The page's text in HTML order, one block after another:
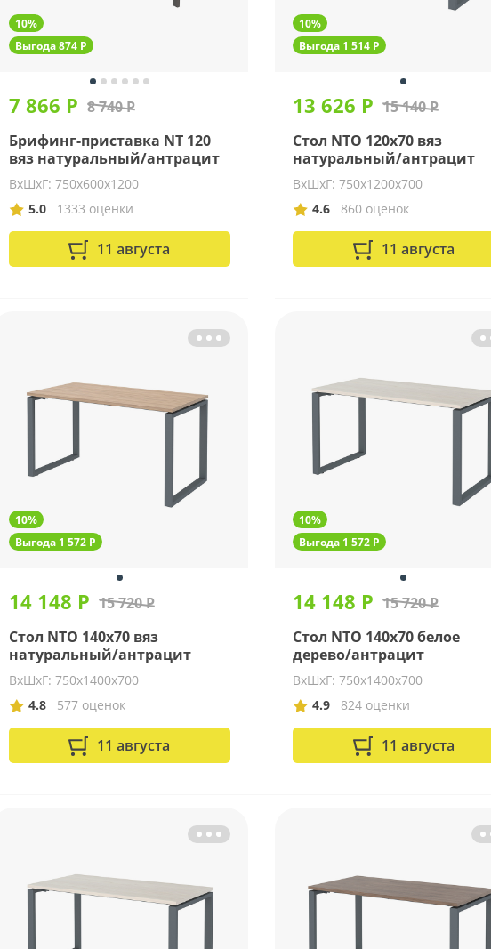
10%
Выгода 874 Р
7 866 Р 8 740 Р
Брифинг-приставка NT 120
вяз натуральный/антрацит
ВхШхГ: 750х600х1200
5.0
1333 оценки
11 августа
10%
Выгода 1 514 Р
13 626 Р 15 140 Р
Стол NTO 120x70 вяз
натуральный/антрацит
ВхШхГ: 750х1200х700
4.6
860 оценок
11 августа
10%
Выгода 1 572 Р
14 148 Р 15 720 Р
Стол NTO 140x70 вяз
натуральный/антрацит
ВхШхГ: 750х1400х700
4.8
577 оценок
11 августа
10%
Выгода 1 572 Р
14 148 Р 15 720 Р
Стол NTO 140x70 белое
дерево/антрацит
ВхШхГ: 750х1400х700
4.9
824 оценки
11 августа